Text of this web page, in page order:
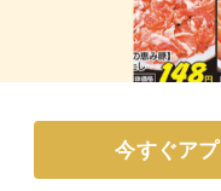
今すぐア